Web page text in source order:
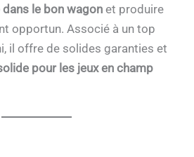
le bon wagonet produire
opportun. Associé à un top
il offre de solides garanties et
pour les jeux en champ